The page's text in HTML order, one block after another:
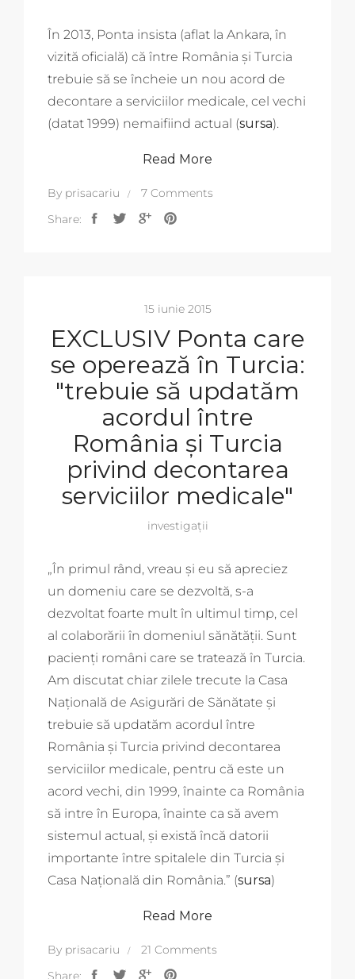
În 2013, Ponta insista (aflat la Ankara, în
vizită oficială) că între România și Turcia
trebuie să se încheie un nou acord de
decontare a serviciilor medicale, cel vechi
(datat 1999) nemaifiind actual (sursa).
Read More
By prisacariu
7 Comments
Share:
15 iunie 2015
EXCLUSIV Ponta care
se operează în Turcia:
"trebuie să updatăm
acordul între
România şi Turcia
privind decontarea
serviciilor medicale"
investigații
„În primul rând, vreau şi eu să apreciez
un domeniu care se dezvoltă, s-a
dezvoltat foarte mult în ultimul timp, cel
al colaborării în domeniul sănătăţii. Sunt
pacienţi români care se tratează în Turcia.
Am discutat chiar zilele trecute la Casa
Naţională de Asigurări de Sănătate şi
trebuie să updatăm acordul între
România şi Turcia privind decontarea
serviciilor medicale, pentru că este un
acord vechi, din 1999, înainte ca România
să intre în Europa, înainte ca să avem
sistemul actual, şi există încă datorii
importante între spitalele din Turcia şi
Casa Naţională din România.” (sursa)
Read More
By prisacariu
21 Comments
Share: